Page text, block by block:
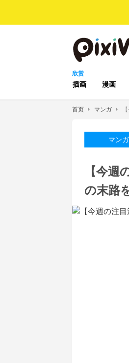
欣赏
插画 漫画
首页 マンガ
マンガ
【今
の末路